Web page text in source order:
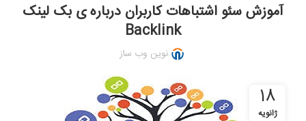
آموزش سئو اشتباهات کاربران درباره ی بک لینک
Backlink
نوین وب ساز
18
ژانویه